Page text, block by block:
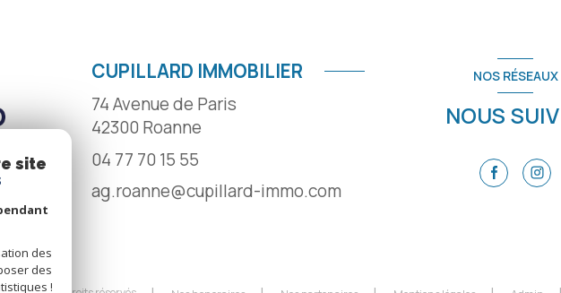
CUPILLARD IMMOBILIER
74 Avenue de Paris
42300 Roanne
04 77 70 15 55
ag.roanne@cupillard-immo.com
NOS RÉSEAUX
NOUS
site
des
des
!